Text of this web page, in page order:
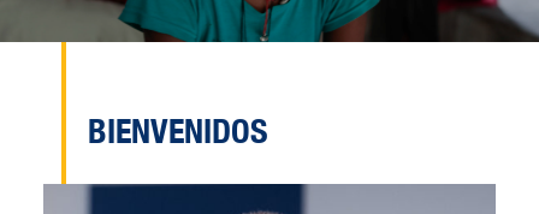
BIENVENIDOS